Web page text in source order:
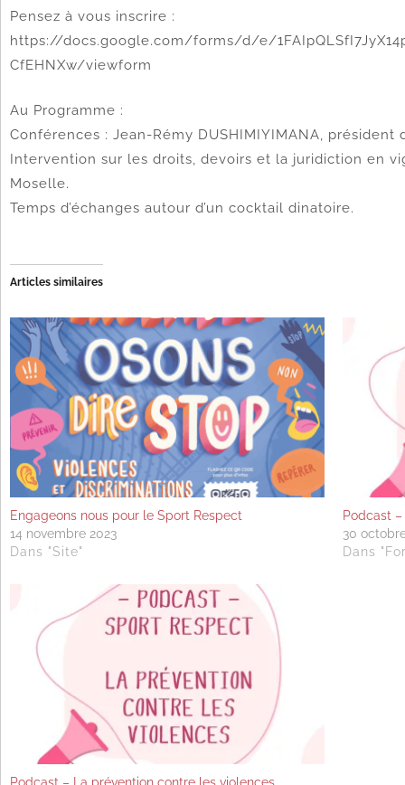
Pensez à vous inscrire :
https://docs.google.com/forms/d/e/
CfEHNXw/viewform
Au Programme :
Conférences : Jean-Rémy DUSHIMIYIMANA, président
Intervention sur les droits, devoirs et la juridiction en
Moselle.
Temps d’échanges autour d’un cocktail dinatoire.
Articles similaires
Engageons nous pour le Sport Respect
14 novembre 2023
Dans "Site"
Podcast
30
Dans
Podcast – La prévention contre les violences